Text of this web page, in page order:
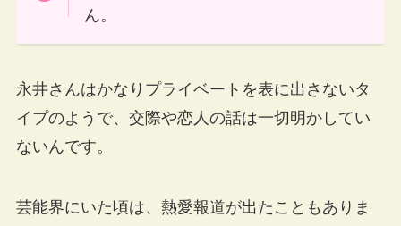
ん。
永井さんはかなりプライベートを表に出さないタ
イプのようで、交際や恋人の話は一切明かしてい
ないんです。
芸能界にいた頃は、熱愛報道が出たこともありま